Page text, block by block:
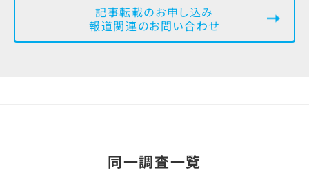
記事転載のお申し込み
報道関連のお問い合わせ
同一調査一覧